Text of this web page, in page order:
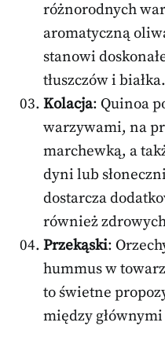
różnorodnych
aromatyczną
stanowi
tłuszczów i białka.
Kolacja: Quinoa
warzywami, na
marchewką, a
dyni lub
dostarcza
również
Przekąski:
hummus w
to świetne
między